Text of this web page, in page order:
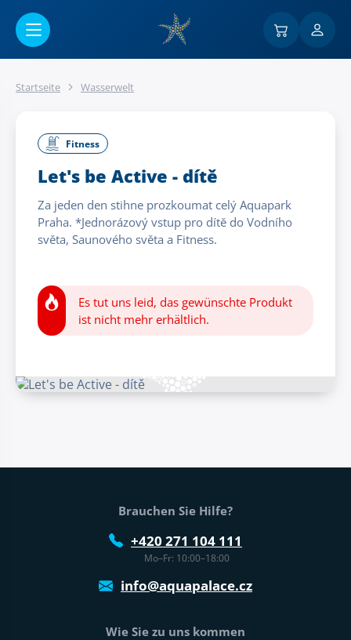
Startseite Wasserwelt
Fitness
Let's be Active - dítě
Za jeden den stihne prozkoumat celý Aquapark
Praha. *Jednorázový vstup pro dítě do Vodního
světa, Saunového světa a Fitness.
Es tut uns leid, das gewünschte Produkt
ist nicht mehr erhältlich.
Fußtext der Website
Brauchen Sie Hilfe?
+420 271 104 111
Mo–Fr: 10:00–18:00
info@aquapalace.cz
Wie Sie zu uns kommen